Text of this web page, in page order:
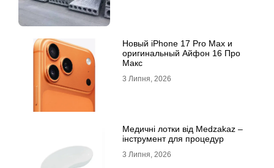
Новый iPhone 17 Pro Max и
оригинальный Айфон 16 Про
Макс
3 Липня, 2026
Медичні лотки від Medzakaz –
інструмент для процедур
3 Липня, 2026